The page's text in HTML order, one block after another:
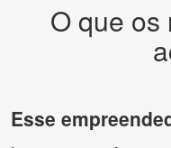
O que os
Esse